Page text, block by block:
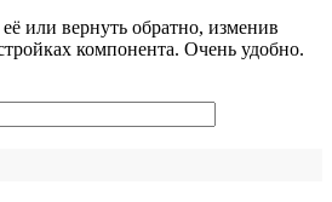
или вернуть обратно, изменив
компонента. Очень удобно.